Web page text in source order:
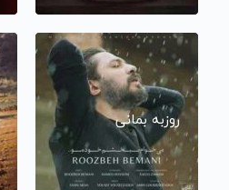
روزبه بمانی